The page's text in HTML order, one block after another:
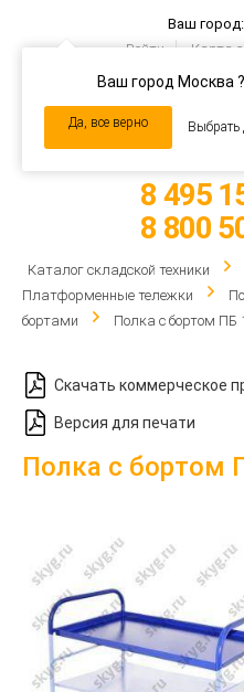
Ваш город:
Ваш город Москва ?
Да, все верно Выбрать
Войти Карта
navigation
8 495
8 800
Каталог складской техники
Платформенные тележки
бортами
Полка с бортом ПБ
Скачать коммерческое
Версия для печати
Полка с бортом